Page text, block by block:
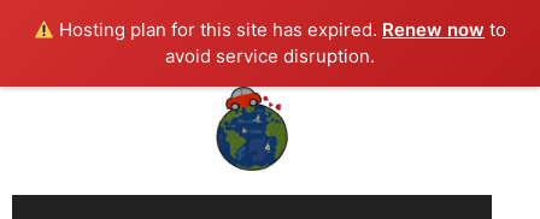
Hosting plan for this site has expired. Renew now to
avoid service disruption.